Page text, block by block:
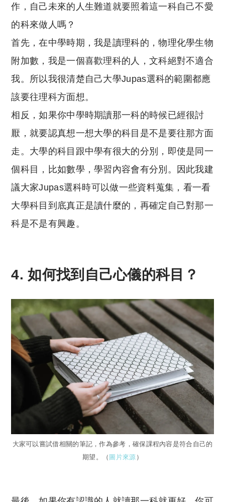
作，自己未來的人生難道就要照着這一科自己不愛
的科來做人嗎？
首先，在中學時期，我是讀理科的，物理化學生物
附加數，我是一個喜歡理科的人，文科絕對不適合
我。所以我很清楚自己大學Jupas選科的範圍都應
該要往理科方面想。
相反，如果你中學時期讀那一科的時候已經很討
厭，就要認真想一想大學的科目是不是要往那方面
走。大學的科目跟中學有很大的分別，即使是同一
個科目，比如數學，學習內容會有分別。因此我建
議大家Jupas選科時可以做一些資料蒐集，看一看
大學科目到底真正是讀什麼的，再確定自己對那一
科是不是有興趣。
4. 如何找到自己心儀的科目？
大家可以嘗試借相關的筆記，作為參考，確保課程內容是符合自己的
期望。（ 圖片來源 ）